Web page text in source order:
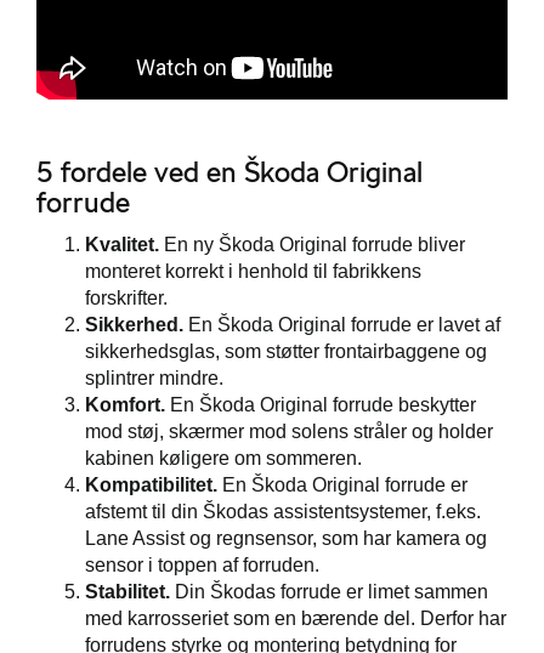
5 fordele ved en Škoda Original
forrude
Kvalitet. En ny Škoda Original forrude bliver
monteret korrekt i henhold til fabrikkens
forskrifter.
Sikkerhed. En Škoda Original forrude er lavet af
sikkerhedsglas, som støtter frontairbaggene og
splintrer mindre.
Komfort. En Škoda Original forrude beskytter
mod støj, skærmer mod solens stråler og holder
kabinen køligere om sommeren.
Kompatibilitet. En Škoda Original forrude er
afstemt til din Škodas assistentsystemer, f.eks.
Lane Assist og regnsensor, som har kamera og
sensor i toppen af forruden.
Stabilitet. Din Škodas forrude er limet sammen
med karrosseriet som en bærende del. Derfor har
forrudens styrke og montering betydning for